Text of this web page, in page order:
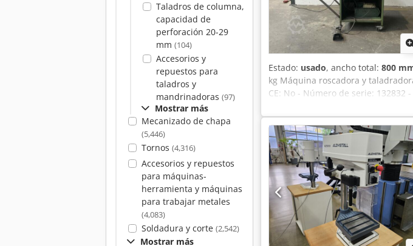
Taladros de columna,
capacidad de
perforación 20-29
mm (104)
Accesorios y
repuestos para
taladros y
mandrinadoras (97)
Mostrar más
Mecanizado de chapa
(5,446)
Tornos (4,316)
Accesorios y repuestos
para máquinas-
herramienta y máquinas
para trabajar metales
(4,083)
Soldadura y corte (2,542)
Mostrar más
Estado: usado, ancho total: 800
kg Máquina roscadora y
CE: No - Número de serie: 132832
290 - Anchura de mesa [mm]:
husillo [rpm]: 1600 - Dimensiones
Peso de transporte [kg]: 150 kg
margen diferencial: El IVA es
momento para todo tipo de bienes